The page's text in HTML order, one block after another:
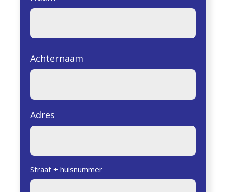
Achternaam
Adres
Straat + huisnummer